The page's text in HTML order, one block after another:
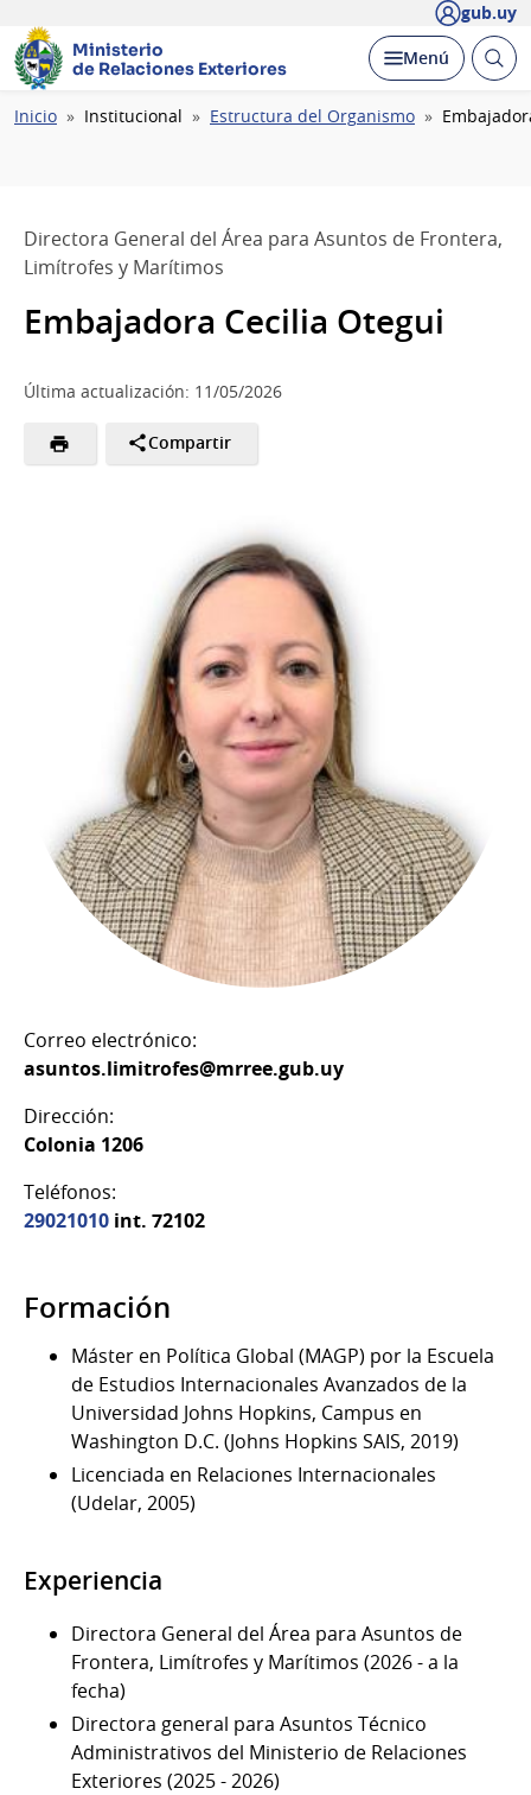
gub.uy
Ministerio
de Relaciones Exteriores
Desplegar
Menú Abrir
Ruta
Inicio Institucional Estructura del Organismo
Directora General del Área para Asuntos de Frontera,
Limítrofes y Marítimos
Embajadora Cecilia Otegui
Última actualización: 11/05/2026
Compartir
Correo electrónico:
asuntos.limitrofes@mrree.gub.uy
Dirección:
Colonia 1206
Teléfonos:
29021010 int. 72102
Formación
Máster en Política Global (MAGP) por la Escuela
de Estudios Internacionales Avanzados de la
Universidad Johns Hopkins, Campus en
Washington D.C. (Johns Hopkins SAIS, 2019)
Licenciada en Relaciones Internacionales
(Udelar, 2005)
Experiencia
Directora General del Área para Asuntos de
Frontera, Limítrofes y Marítimos (2026 - a la
fecha)
Directora general para Asuntos Técnico
Administrativos del Ministerio de Relaciones
Exteriores (2025 - 2026)